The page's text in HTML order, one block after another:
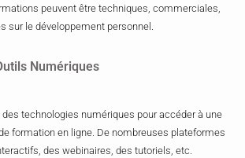
peuvent être techniques, commerciales,
sur le développement personnel.
Numériques
technologies numériques pour accéder à une
formation en ligne. De nombreuses plateformes
des webinaires, des tutoriels, etc.